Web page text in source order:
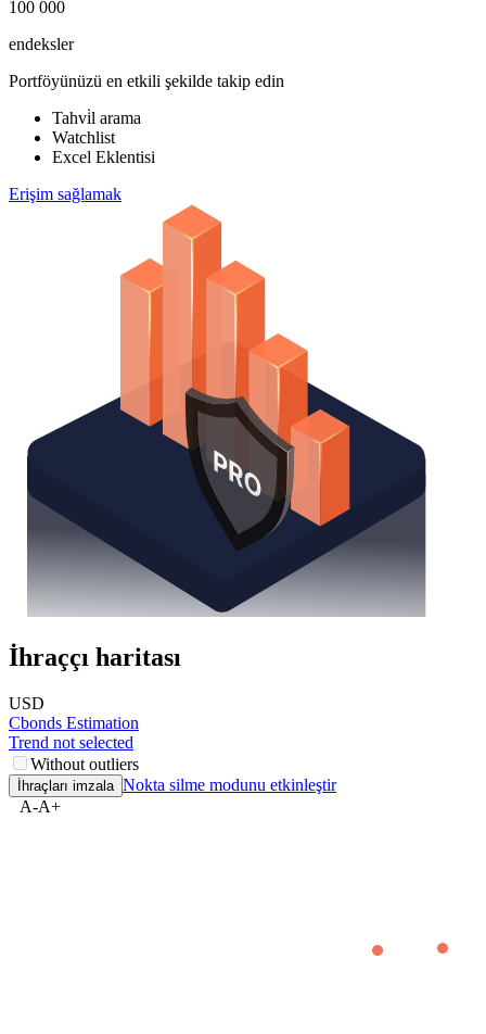
100 000
endeksler
Portföyünüzü en etkili şekilde takip edin
Tahvi̇l arama
Watchlist
Excel Eklentisi
Erişim sağlamak
İhraççı haritası
USD
Cbonds Estimation
Trend not selected
Without outliers
Nokta silme modunu etkinleştir